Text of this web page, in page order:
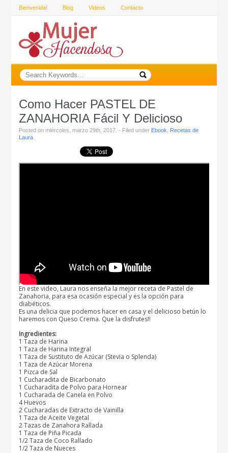
Bienvenida! Blog Videos Contacto
Como Hacer PASTEL DE
ZANAHORIA Fácil Y Delicioso
Posted on miércoles, marzo 29th, 2017. - Filed under Ebook
Recetas de
Laura
En este video, Laura nos enseña la mejor receta de Pastel de
Zanahoria, para esa ocasión especial y es la opción para
diabéticos.
Es una delicia que podemos hacer en casa y el delicioso betún lo
haremos con Queso Crema. Que la disfrutes!!
Ingredientes:
1 Taza de Harina
1 Taza de Harina Integral
1 Taza de Sustituto de Azúcar (Stevia o Splenda)
1 Taza de Azúcar Morena
1 Pizca de Sal
1 Cucharadita de Bicarbonato
1 Cucharadita de Polvo para Hornear
1 Cucharada de Canela en Polvo
4 Huevos
2 Cucharadas de Extracto de Vainilla
1 Taza de Aceite Vegetal
2 Tazas de Zanahora Rallada
1 Taza de Piña Picada
1/2 Taza de Coco Rallado
1/2 Taza de Nueces